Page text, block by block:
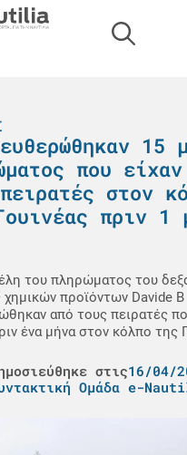
15
που
στον
πριν 1
του πληρώματος του
προϊόντων Davide B
από τους πειρατές
ένα μήνα στον κόλπο της
στις16/04/
Ομάδα e-